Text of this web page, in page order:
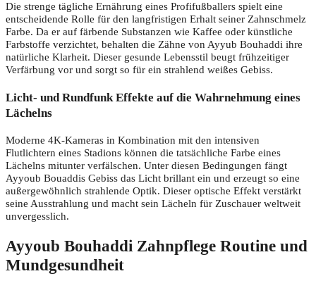
Die strenge tägliche Ernährung eines Profifußballers spielt eine
entscheidende Rolle für den langfristigen Erhalt seiner Zahnschmelz
Farbe. Da er auf färbende Substanzen wie Kaffee oder künstliche
Farbstoffe verzichtet, behalten die Zähne von Ayyub Bouhaddi ihre
natürliche Klarheit. Dieser gesunde Lebensstil beugt frühzeitiger
Verfärbung vor und sorgt so für ein strahlend weißes Gebiss.
Licht- und Rundfunk Effekte auf die Wahrnehmung eines
Lächelns
Moderne 4K-Kameras in Kombination mit den intensiven
Flutlichtern eines Stadions können die tatsächliche Farbe eines
Lächelns mitunter verfälschen. Unter diesen Bedingungen fängt
Ayyoub Bouaddis Gebiss das Licht brillant ein und erzeugt so eine
außergewöhnlich strahlende Optik. Dieser optische Effekt verstärkt
seine Ausstrahlung und macht sein Lächeln für Zuschauer weltweit
unvergesslich.
Ayyoub Bouhaddi Zahnpflege Routine und
Mundgesundheit